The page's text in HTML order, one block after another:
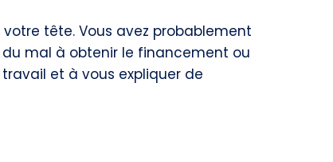
tête. Vous avez probablement
mal à obtenir le financement ou
et à vous expliquer de